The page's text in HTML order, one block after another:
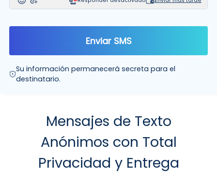
Enviar SMS
Su información permanecerá secreta para el
destinatario.
Mensajes de Texto
Anónimos con Total
Privacidad y Entrega